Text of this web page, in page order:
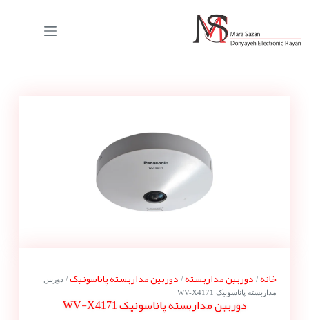
خانه/ دوربین مداربسته/ دوربین مداربسته پاناسونیک/ دوربین
مداربسته پاناسونیک WV-X4171
دوربین مداربسته پاناسونیک WV-X4171